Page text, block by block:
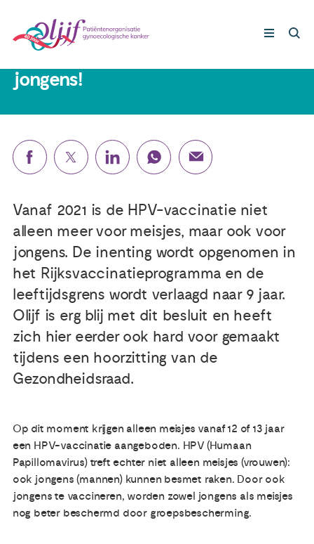
Nieuws
Agenda
Publicaties
Ervaringsdeskundigheid
Over ons
Contact
Lotgenoten
Leven met/na kanker
Steun ons
2 oktober 2019
jongens!
Vanaf 2021 is de HPV-vaccinatie niet
alleen meer voor meisjes, maar ook voor
jongens. De inenting wordt opgenomen in
het Rijksvaccinatieprogramma en de
leeftijdsgrens wordt verlaagd naar 9 jaar.
Olijf is erg blij met dit besluit en heeft
zich hier eerder ook hard voor gemaakt
tijdens een hoorzitting van de
Gezondheidsraad.
Op dit moment krijgen alleen meisjes vanaf 12 of 13 jaar
een HPV-vaccinatie aangeboden. HPV (Humaan
Papillomavirus) treft echter niet alleen meisjes (vrouwen):
ook jongens (mannen) kunnen besmet raken. Door ook
jongens te vaccineren, worden zowel jongens als meisjes
nog beter beschermd door groepsbescherming.